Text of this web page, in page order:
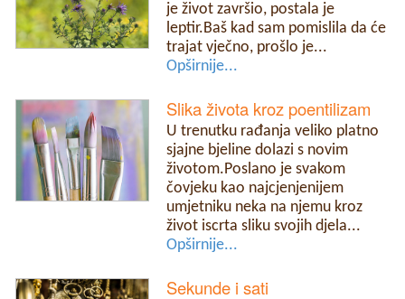
je život završio, postala je
leptir.Baš kad sam pomislila da će
trajat vječno, prošlo je...
Opširnije...
Slika života kroz poentilizam
U trenutku rađanja veliko platno
sjajne bjeline dolazi s novim
životom.Poslano je svakom
čovjeku kao najcjenjenijem
umjetniku neka na njemu kroz
život iscrta sliku svojih djela...
Opširnije...
Sekunde i sati